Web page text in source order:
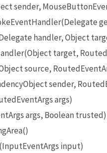
sender,
handler, Object
target,
source,
sender,
args)
args, Boolean trusted)
input)